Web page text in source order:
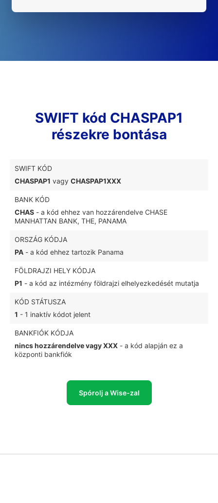
SWIFT kód CHASPAP1
részekre bontása
SWIFT KÓD
CHASPAP1 vagy CHASPAP1XXX
BANK KÓD
CHAS - a kód ehhez van hozzárendelve CHASE
MANHATTAN BANK, THE, PANAMA
ORSZÁG KÓDJA
PA - a kód ehhez tartozik Panama
FÖLDRAJZI HELY KÓDJA
P1 - a kód az intézmény földrajzi elhelyezkedését mutatja
KÓD STÁTUSZA
1 - 1 inaktív kódot jelent
BANKFIÓK KÓDJA
nincs hozzárendelve vagy XXX - a kód alapján ez a
központi bankfiók
Spórolj a Wise-zal